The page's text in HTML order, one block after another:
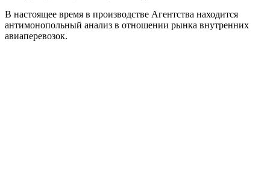
В настоящее время в производстве Агентства находится
антимонопольный анализ в отношении рынка внутренних
авиаперевозок.